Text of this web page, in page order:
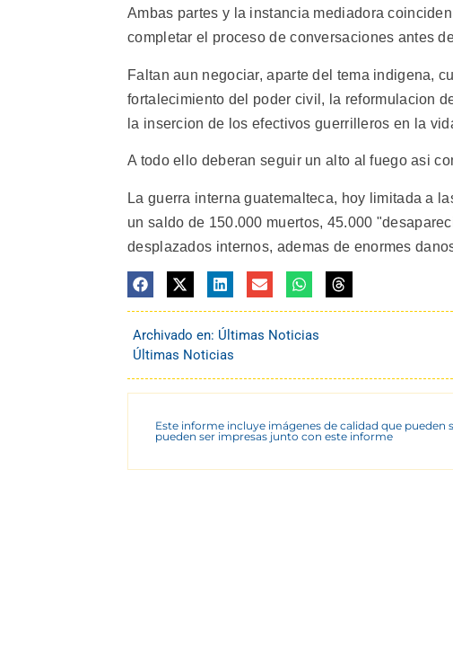
Ambas partes y la instancia mediadora
completar el proceso de conversaciones antes
Faltan aun negociar, aparte del tema indigena,
fortalecimiento del poder civil, la reformulacion
la insercion de los efectivos guerrilleros en la
A todo ello deberan seguir un alto al fuego asi
La guerra interna guatemalteca, hoy limitada a
un saldo de 150.000 muertos, 45.000
desplazados internos, ademas de enormes
Archivado en: Últimas Noticias
Últimas Noticias
Este informe incluye imágenes de calidad que pueden
pueden ser impresas junto con este informe